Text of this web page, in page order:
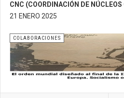
CNC (COORDINACIÓN DE
21 ENERO 2025
COLABORACIONES